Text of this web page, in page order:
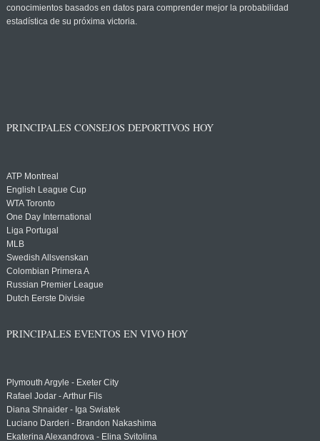
conocimientos basados en datos para comprender mejor la probabilidad
estadística de su próxima victoria.
PRINCIPALES CONSEJOS DEPORTIVOS HOY
ATP Montreal
English League Cup
WTA Toronto
One Day International
Liga Portugal
MLB
Swedish Allsvenskan
Colombian Primera A
Russian Premier League
Dutch Eerste Divisie
PRINCIPALES EVENTOS EN VIVO HOY
Plymouth Argyle - Exeter City
Rafael Jodar - Arthur Fils
Diana Shnaider - Iga Swiatek
Luciano Darderi - Brandon Nakashima
Ekaterina Alexandrova - Elina Svitolina